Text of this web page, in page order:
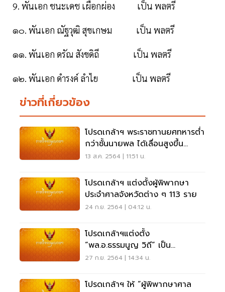
9. พันเอก ชนะเดช เผือกผ่อง เป็น พลตรี
๑๐. พันเอก ณัฐวุฒิ สุขเกษม เป็น พลตรี
๑๑. พันเอก ดรัณ สังขดิถี เป็น พลตรี
๑๒. พันเอก ดํารงค์ ลําไย เป็น พลตรี
ข่าวที่เกี่ยวข้อง
โปรดเกล้าฯ พระราชทานยศทหารต่ำ
กว่าชั้นนายพล ได้เลื่อนสูงขึ้น
11,723 ราย
13 ส.ค. 2564 | 11:51 น.
โปรดเกล้าฯ แต่งตั้งผู้พิพากษา
ประจำศาลจังหวัดต่าง ๆ 113 ราย
24 ก.ย. 2564 | 04:12 น.
โปรดเกล้าฯแต่งตั้ง
“พล.อ.ธรรมนูญ วิถี“ เป็น
ข้าราชการในพระองค์
27 ก.ย. 2564 | 14:34 น.
โปรดเกล้าฯ ให้ “ผู้พิพากษาศาล